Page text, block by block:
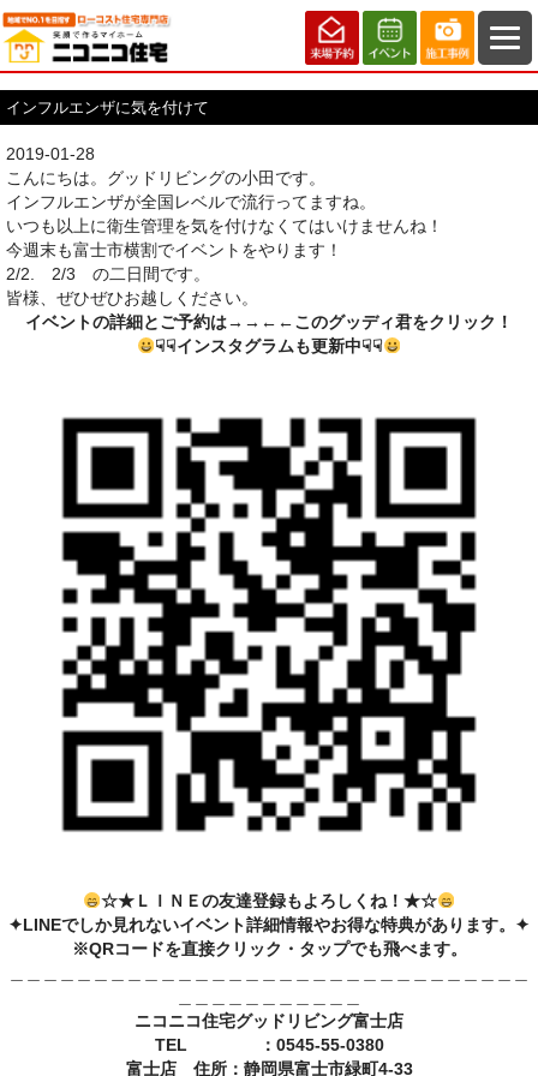
インフルエンザに気を付けて
2019-01-28
こんにちは。グッドリビングの小田です。
インフルエンザが全国レベルで流行ってますね。
いつも以上に衛生管理を気を付けなくてはいけませんね！
今週末も富士市横割でイベントをやります！
2/2. 2/3 の二日間です。
皆様、ぜひぜひお越しください。
イベントの詳細とご予約は→→ ←←このグッディ君をクリック！
☟☟インスタグラムも更新中☟☟
☆★ＬＩＮＥの友達登録もよろしくね！★☆
✦LINEでしか見れないイベント詳細情報やお得な特典があります。✦
※QRコードを直接クリック・タップでも飛べます。
ニコニコ住宅グッドリビング富士店
TEL ：0545-55-0380
富士店 住所：静岡県富士市緑町4-33